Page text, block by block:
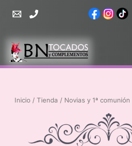
Inicio / Tienda / Novias y 1ª comunión